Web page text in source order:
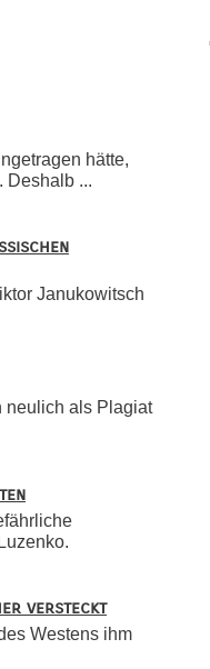
hätte,
Deshalb ...
Janukowitsch
neulich als Plagiat
versteckt
Westens ihm